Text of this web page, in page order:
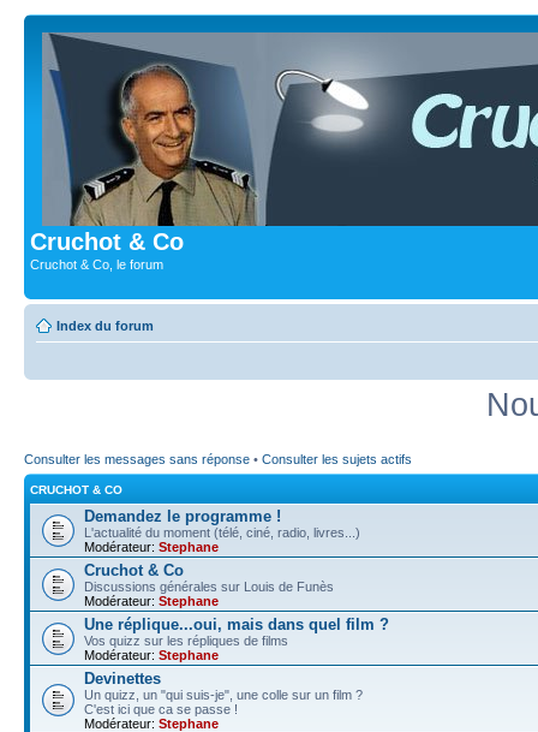
Cruchot & Co
Cruchot & Co, le forum
Index du forum
Consulter les messages sans réponse • Consulter les sujets actifs
CRUCHOT & CO
Demandez le programme !
L'actualité du moment (télé, ciné, radio, livres...)
Modérateur: Stephane
Cruchot & Co
Discussions générales sur Louis de Funès
Modérateur: Stephane
Une réplique...oui, mais dans quel film ?
Vos quizz sur les répliques de films
Modérateur: Stephane
Devinettes
Un quizz, un "qui suis-je", une colle sur un film ?
C'est ici que ca se passe !
Modérateur: Stephane